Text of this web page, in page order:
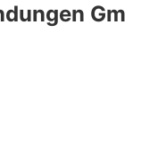
Gm